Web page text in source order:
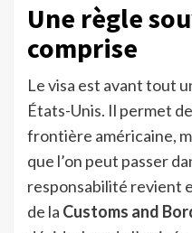
Une règle
comprise
Le visa est avant tout
États-Unis. Il permet
frontière américaine,
que l’on peut passer
responsabilité revient
de la Customs and